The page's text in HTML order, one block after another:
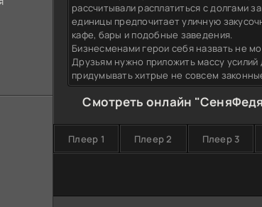
рассчитывали расплатиться с долгами
единицы предпочитает уличную
кафе, бары и подобные заведения.
Бизнесменами герои себя назвать не
Друзьям нужно приложить массу
придумывать хитрые не совсем
Смотреть онлайн
Плеер 1 Плеер 2 Плеер 3